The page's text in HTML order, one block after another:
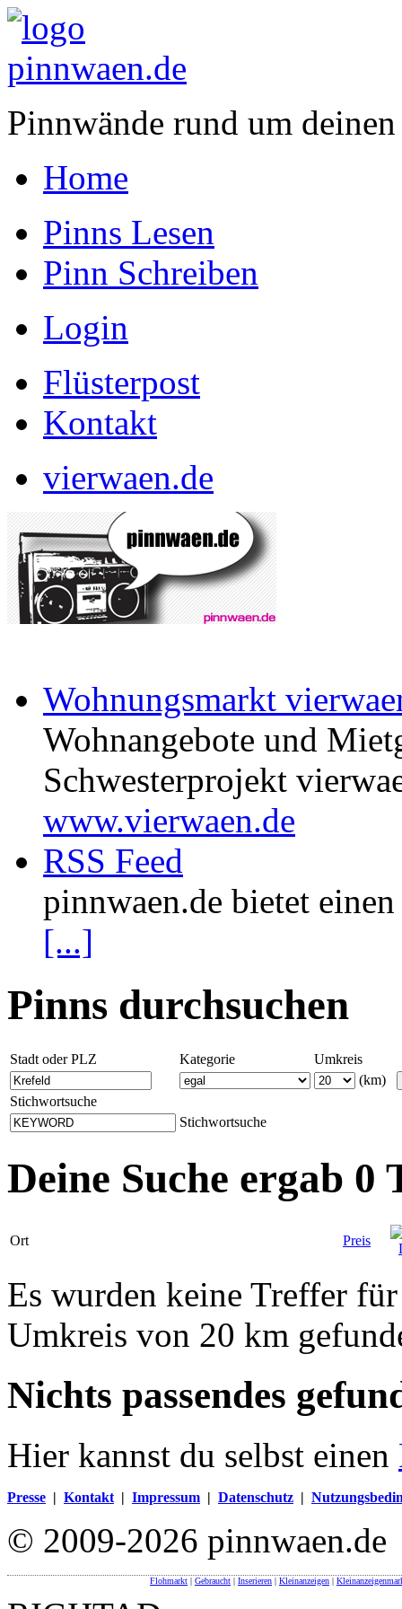
Pinnwände rund um
Home
Pinns Lesen
Pinn Schreiben
Login
Flüsterpost
Kontakt
vierwaen.de
Wohnungsmarkt
Wohnangebote und
Schwesterprojekt
www.vierwaen.de
RSS Feed
pinnwaen.de bietet
[...]
Pinns durchsuchen
Stadt oder PLZ Kategorie
Umkreis
(km)
Stichwortsuche
Stichwortsuche
Deine Suche ergab 0
Ort Preis
Es wurden keine Treffer
Umkreis von 20 km
Nichts passendes
Hier kannst du selbst einen
Presse | Kontakt | Impressum | Datenschutz |
© 2009-2026 pinnwaen.de
Flohmarkt | Gebraucht | Inserieren | Kleinanzeigen |